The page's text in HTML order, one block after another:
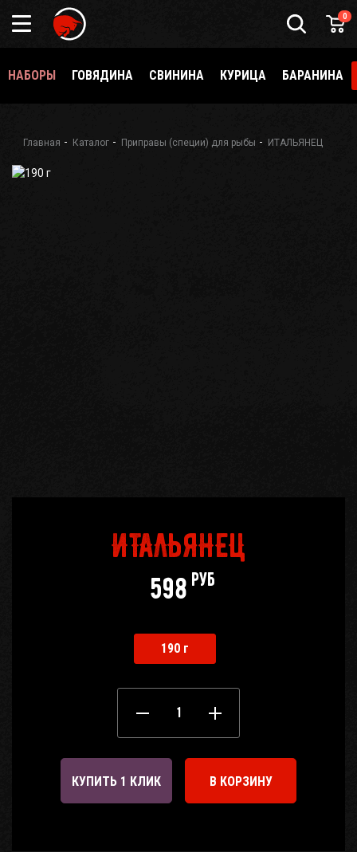
0
НАБОРЫ ГОВЯДИНА СВИНИНА КУРИЦА БАРАНИНА
Главная Каталог Приправы (специи) для рыбы ИТАЛЬЯНЕЦ
ИТАЛЬЯНЕЦ
598 руб
190 г
КУПИТЬ 1 КЛИК В КОРЗИНУ